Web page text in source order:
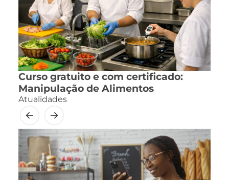
Curso gratuito e com certificado:
Manipulação de Alimentos
Atualidades